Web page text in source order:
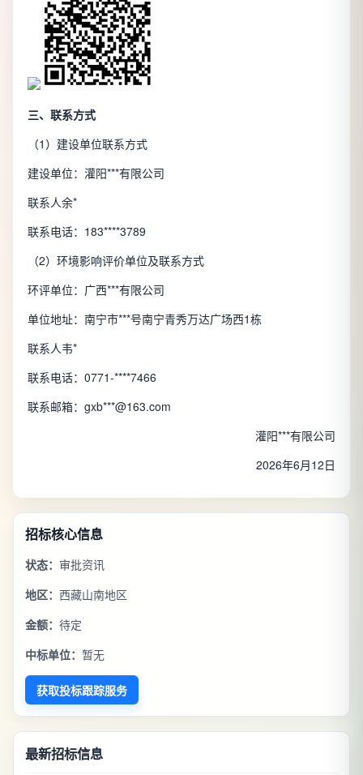
三、联系方式
（1）建设单位联系方式
建设单位：灌阳***有限公司
联系人余*
联系电话：183****3789
（2）环境影响评价单位及联系方式
环评单位：广西***有限公司
单位地址：南宁市***号南宁青秀万达广场西1栋
联系人韦*
联系电话：0771-****7466
联系邮箱：gxb***@163.com
灌阳***有限公司
2026年6月12日
招标核心信息
状态： 审批资讯
地区： 西藏山南地区
金额： 待定
中标单位： 暂无
获取投标跟踪服务
最新招标信息